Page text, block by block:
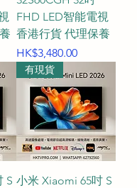
牌中輕鬆挑選最適
視，HKTVPRO 特
蓋空間佈局、最佳
尺寸以及專屬服務
選購指南。
不同的家居環境與房
、
及 Xiaomi 中選
寸？
FHD LED智能電視
香港行貨 代理保養
價格
HK$3,480.00
S
有現貨
小米 Xiaomi 65吋 S